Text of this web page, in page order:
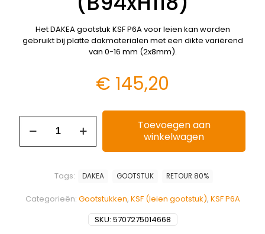
Het DAKEA gootstuk KSF P6A voor leien kan worden
gebruikt bij platte dakmaterialen met een dikte variërend
van 0-16 mm (2x8mm).
€ 145,20
Toevoegen aan
winkelwagen
SKU: 5707275014668
Categorieën: Gootstukken, KSF (leien gootstuk), KSF P6A
Tags: DAKEA GOOTSTUK RETOUR 80%